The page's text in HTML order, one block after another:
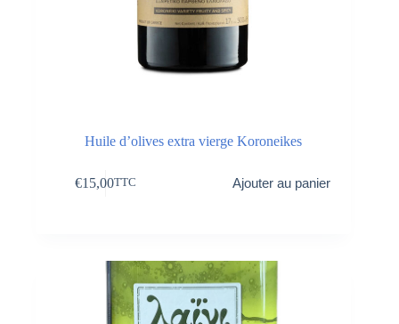
Huile d’olives extra vierge Koroneikes
€15,00TTC Ajouter au panier